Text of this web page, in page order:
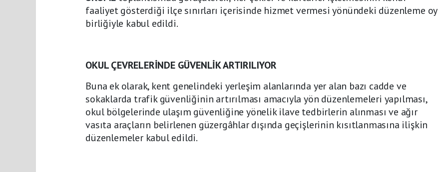
faaliyet gösterdiği ilçe sınırları içerisinde hizmet vermesi yönündeki düzenleme oy
birliğiyle kabul edildi.
OKUL ÇEVRELERİNDE GÜVENLİK ARTIRILIYOR
Buna ek olarak, kent genelindeki yerleşim alanlarında yer alan bazı cadde ve
sokaklarda trafik güvenliğinin artırılması amacıyla yön düzenlemeleri yapılması,
okul bölgelerinde ulaşım güvenliğine yönelik ilave tedbirlerin alınması ve ağır
vasıta araçların belirlenen güzergâhlar dışında geçişlerinin kısıtlanmasına ilişkin
düzenlemeler kabul edildi.